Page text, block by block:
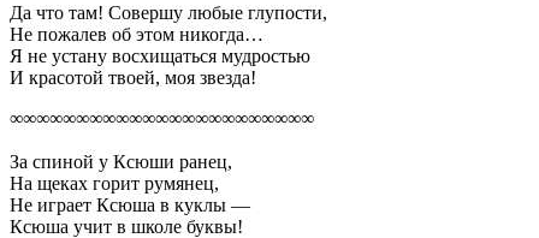
Да что там! Совершу любые глупости,
Не пожалев об этом никогда…
Я не устану восхищаться мудростью
И красотой твоей, моя звезда!
∞∞∞∞∞∞∞∞∞∞∞∞∞∞∞∞∞∞∞∞∞∞∞
За спиной у Ксюши ранец,
На щеках горит румянец,
Не играет Ксюша в куклы —
Ксюша учит в школе буквы!